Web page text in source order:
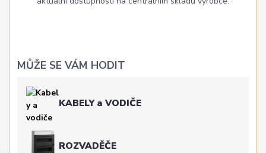
MŮŽE SE VÁM HODIT
KABELY a VODIČE
ROZVADĚČE